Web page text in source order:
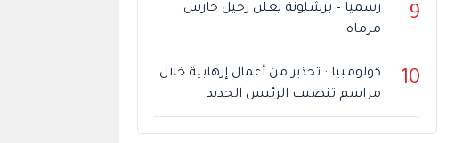
9
رسميا – برشلونة يعلن رحيل حارس
مرماه
10
كولومبيا : تحذير من أعمال إرهابية خلال
مراسم تنصيب الرئيس الجديد